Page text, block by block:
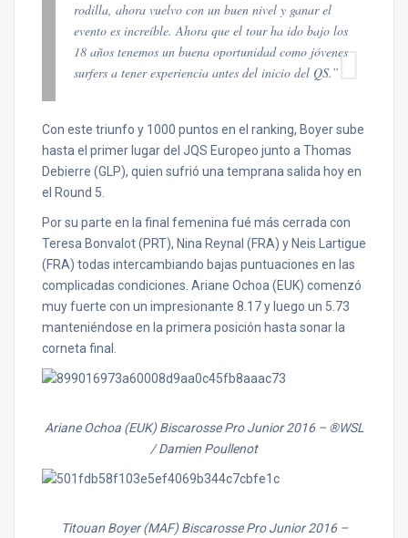
rodilla, ahora vuelvo con un buen nivel y ganar el
evento es increíble. Ahora que el tour ha ido bajo los
18 años tenemos un buena oportunidad como jóvenes
surfers a tener experiencia antes del inicio del QS.”
Con este triunfo y 1000 puntos en el ranking, Boyer sube
hasta el primer lugar del JQS Europeo junto a Thomas
Debierre (GLP), quien sufrió una temprana salida hoy en
el Round 5.
Por su parte en la final femenina fué más cerrada con
Teresa Bonvalot (PRT), Nina Reynal (FRA) y Neis Lartigue
(FRA) todas intercambiando bajas puntuaciones en las
complicadas condiciones. Ariane Ochoa (EUK) comenzó
muy fuerte con un impresionante 8.17 y luego un 5.73
manteniéndose en la primera posición hasta sonar la
corneta final.
Ariane Ochoa (EUK) Biscarosse Pro Junior 2016 – ®WSL
/ Damien Poullenot
Titouan Boyer (MAF) Biscarosse Pro Junior 2016 –